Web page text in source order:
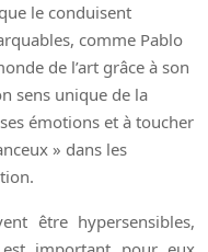
le conduisent
comme Pablo
de l’art grâce à son
sens unique de la
émotions et à toucher
» dans les
être hypersensibles,